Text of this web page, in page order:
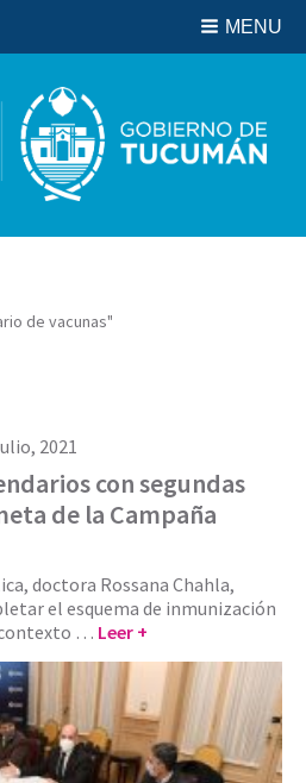
Biblioteca
MENU
de vacunas"
2021
con segundas
de la Campaña
doctora Rossana Chahla,
el esquema de inmunización
… Leer +